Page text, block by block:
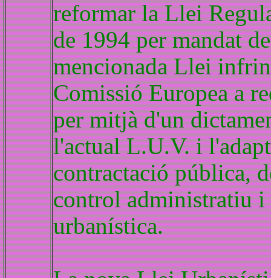
reformar la Llei
de 1994 per mandat
mencionada Llei
Comissió Europea a
per mitjà d'un
l'actual L.U.V. i
contractació pública,
control administratiu i
urbanística.